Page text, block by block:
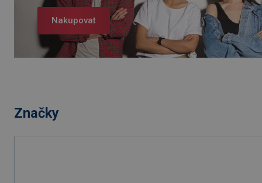
Nakupovat
Značky